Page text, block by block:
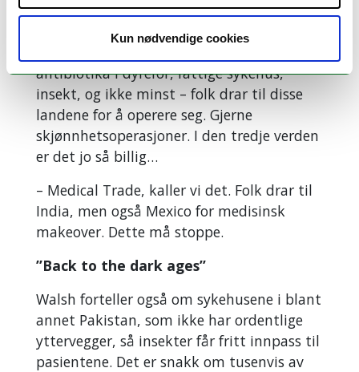
Kun nødvendige cookies
farene og smittekildene: mangel på
sanitære anlegg, flom, antibiotikahandel
antibiotika i dyrefôr, fattige sykehus,
insekt, og ikke minst – folk drar til disse
landene for å operere seg. Gjerne
skjønnhetsoperasjoner. I den tredje verden
er det jo så billig…
– Medical Trade, kaller vi det. Folk drar til
India, men også Mexico for medisinsk
makeover. Dette må stoppe.
”Back to the dark ages”
Walsh forteller også om sykehusene i blant
annet Pakistan, som ikke har ordentlige
yttervegger, så insekter får fritt innpass til
pasientene. Det er snakk om tusenvis av